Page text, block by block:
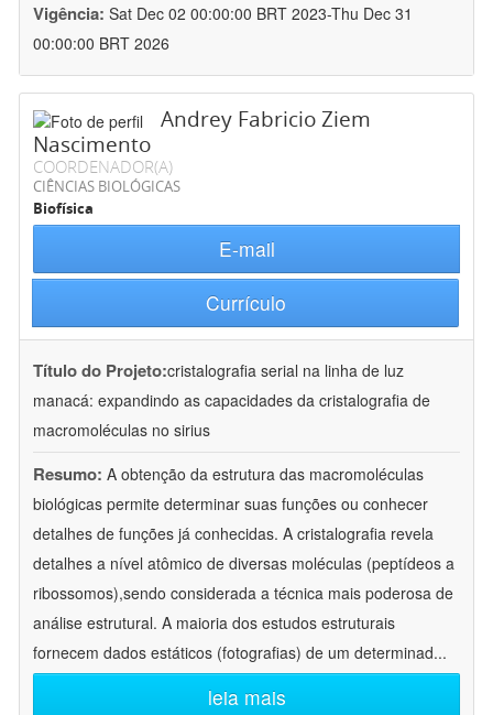
Vigência: Sat Dec 02 00:00:00 BRT 2023-Thu Dec 31
00:00:00 BRT 2026
Andrey Fabricio Ziem
Nascimento
COORDENADOR(A)
CIÊNCIAS BIOLÓGICAS
Biofísica
E-mail
Currículo
Título do Projeto:cristalografia serial na linha de luz
manacá: expandindo as capacidades da cristalografia de
macromoléculas no sirius
Resumo: A obtenção da estrutura das macromoléculas
biológicas permite determinar suas funções ou conhecer
detalhes de funções já conhecidas. A cristalografia revela
detalhes a nível atômico de diversas moléculas (peptídeos a
ribossomos),sendo considerada a técnica mais poderosa de
análise estrutural. A maioria dos estudos estruturais
fornecem dados estáticos (fotografias) de um determinad...
leia mais